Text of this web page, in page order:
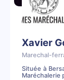
Xavier
Marechal-
Située à
Maréchalerie